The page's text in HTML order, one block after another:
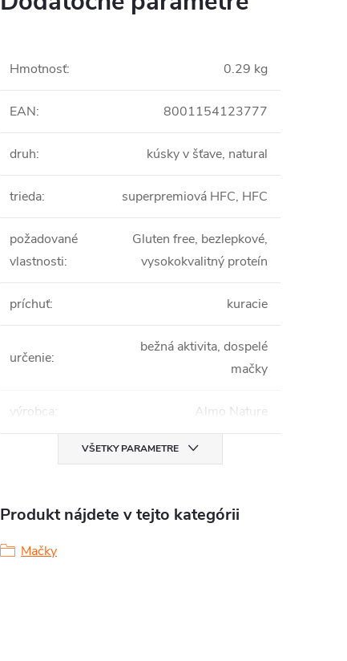
Hmotnosť: 0.29 kg
EAN: 8001154123777
druh: kúsky v šťave, natural
trieda: superpremiová HFC, HFC
požadované
vlastnosti:
Gluten free, bezlepkové,
vysokokvalitný proteín
príchuť: kuracie
určenie:
bežná aktivita, dospelé
mačky
výrobca: Almo Nature
VŠETKY PARAMETRE
Produkt nájdete v tejto kategórii
Mačky